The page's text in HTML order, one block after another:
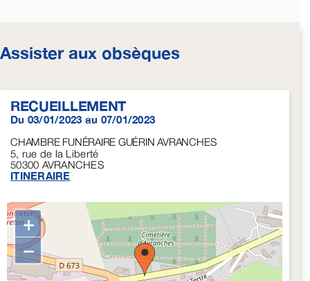
Assister aux obsèques
RECUEILLEMENT
Du 03/01/2023 au 07/01/2023
CHAMBRE FUNÉRAIRE GUÉRIN AVRANCHES
5, rue de la Liberté
50300 AVRANCHES
ITINERAIRE
+
−